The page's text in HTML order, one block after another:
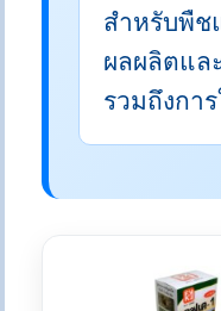
สำหรับพืช
ผลผลิตแ
รวมถึงกา